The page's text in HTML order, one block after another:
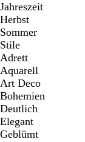
Jahreszeit
Herbst
Sommer
Stile
Adrett
Aquarell
Art Deco
Bohemien
Deutlich
Elegant
Geblümt